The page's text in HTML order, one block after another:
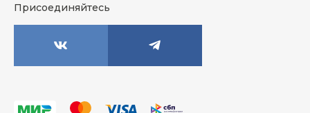
Присоединяйтесь